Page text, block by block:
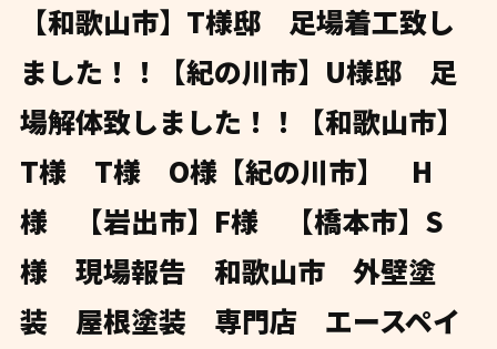
【和歌山市】T様邸 足場着工致し
ました！！【紀の川市】U様邸 足
場解体致しました！！【和歌山市】
T様 T様 O様【紀の川市】 H
様 【岩出市】F様 【橋本市】S
様 現場報告 和歌山市 外壁塗
装 屋根塗装 専門店 エースペイ